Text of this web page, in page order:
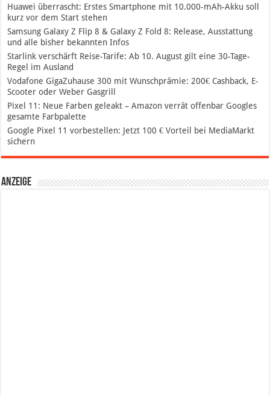
Huawei überrascht: Erstes Smartphone mit 10.000-mAh-Akku soll
kurz vor dem Start stehen
Samsung Galaxy Z Flip 8 & Galaxy Z Fold 8: Release, Ausstattung
und alle bisher bekannten Infos
Starlink verschärft Reise-Tarife: Ab 10. August gilt eine 30-Tage-
Regel im Ausland
Vodafone GigaZuhause 300 mit Wunschprämie: 200€ Cashback, E-
Scooter oder Weber Gasgrill
Pixel 11: Neue Farben geleakt – Amazon verrät offenbar Googles
gesamte Farbpalette
Google Pixel 11 vorbestellen: Jetzt 100 € Vorteil bei MediaMarkt
sichern
Anzeige